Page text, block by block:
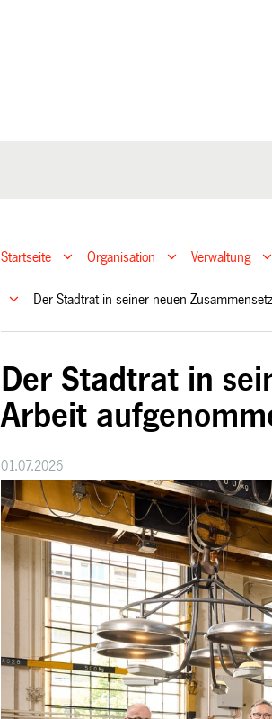
Startseite Organisation Verwaltung
Der Stadtrat in seiner neuen
Der Stadtrat in
Arbeit
01.07.2026